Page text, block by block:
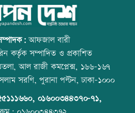
স্বর্ণ খাতকে আনুষ্ঠানিক কাঠামোয় আনছে
সরকার, মতামত চাইল মন্ত্রণালয়
গবেষণা-দক্ষতা উন্নয়নে বাংলাদেশ-অস্ট্রেলিয়ার
নতুন উদ্যোগ
আজ বিশ্ব বন্ধু দিবস
প্রতিমন্ত্রীকে ঘিরে ভাইরাল ভিডিওতে ছবি
জুড়ে অপপ্রচার: এলিন
আফজাল বারী
কর্তৃক সম্পাদিত ও প্রকাশিত
আল রাজী কমপ্লেক্স, ১৬৬-১৬৭
সরণি, পুরানা পল্টন, ঢাকা-১০০০
, ০১৬০০৩৪৪৩৭০-৭১,